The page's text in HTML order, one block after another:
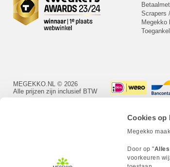
Cookies op
Megekko
Door op "
voorkeuren
MEGEKKO.NL © 2026
Alle prijzen zijn inclusief BTW